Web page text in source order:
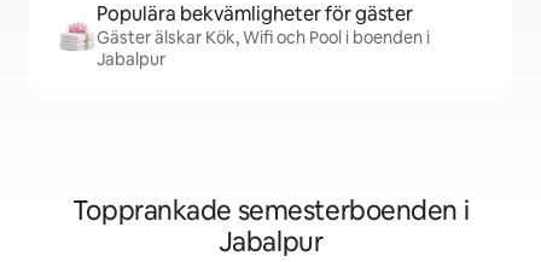
Populära bekvämligheter för gäster
Gäster älskar Kök, Wifi och Pool i boenden i
Jabalpur
Topprankade semesterboenden i
Jabalpur